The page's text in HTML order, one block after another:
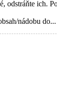
odstráňte ich.
nádobu do...